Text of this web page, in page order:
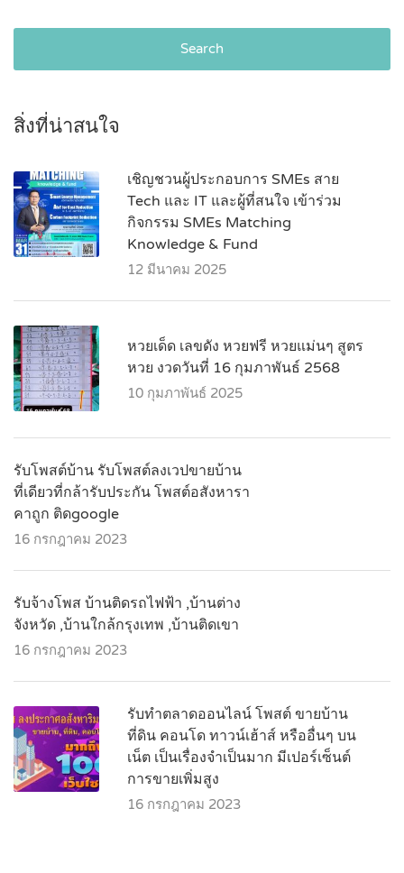
Search
สิ่งที่น่าสนใจ
เชิญชวนผู้ประกอบการ SMEs สาย
Tech และ IT และผู้ที่สนใจ เข้าร่วม
กิจกรรม SMEs Matching
Knowledge & Fund
12 มีนาคม 2025
หวยเด็ด เลขดัง หวยฟรี หวยแม่นๆ สูตร
หวย งวดวันที่ 16 กุมภาพันธ์ 2568
10 กุมภาพันธ์ 2025
รับโพสต์บ้าน รับโพสต์ลงเวปขายบ้าน
ที่เดียวที่กล้ารับประกัน โพสต์อสังหารา
คาถูก ติดgoogle
16 กรกฎาคม 2023
รับจ้างโพส บ้านติดรถไฟฟ้า ,บ้านต่าง
จังหวัด ,บ้านใกล้กรุงเทพ ,บ้านติดเขา
16 กรกฎาคม 2023
รับทำตลาดออนไลน์ โพสต์ ขายบ้าน
ที่ดิน คอนโด ทาวน์เฮ้าส์ หรืออื่นๆ บน
เน็ต เป็นเรื่องจำเป็นมาก มีเปอร์เซ็นต์
การขายเพิ่มสูง
16 กรกฎาคม 2023